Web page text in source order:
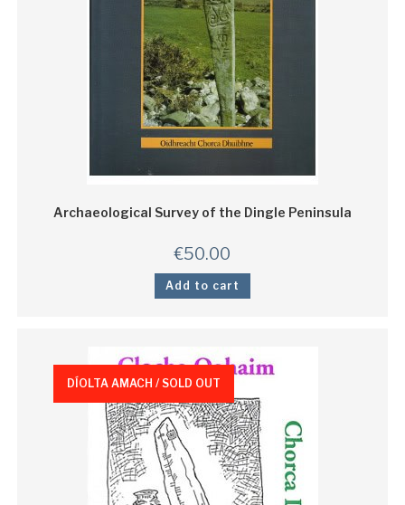
Archaeological Survey of the Dingle Peninsula
€50.00
Add to cart
DÍOLTA AMACH / SOLD OUT